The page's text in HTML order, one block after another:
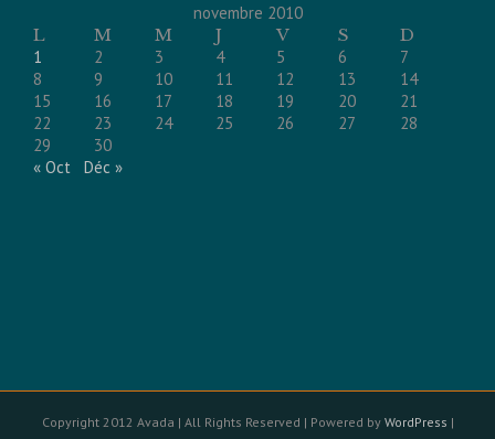
novembre 2010
L
M M J V S
D
1
2 3 4 5 6
7
8
9 10 11 12 13
14
15
16 17 18 19 20
21
22
23 24 25 26 27
28
29
30
« Oct
Déc »
Copyright 2012 Avada | All Rights Reserved | Powered by WordPress |